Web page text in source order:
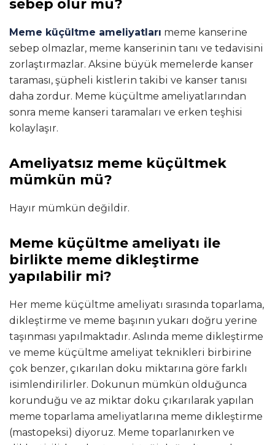
sebep olur mu?
Meme küçültme ameliyatları meme kanserine
sebep olmazlar, meme kanserinin tanı ve tedavisini
zorlaştırmazlar. Aksine büyük memelerde kanser
taraması, şüpheli kistlerin takibi ve kanser tanısı
daha zordur. Meme küçültme ameliyatlarından
sonra meme kanseri taramaları ve erken teşhisi
kolaylaşır.
Ameliyatsız meme küçültmek
mümkün mü?
Hayır mümkün değildir.
Meme küçültme ameliyatı ile
birlikte meme dikleştirme
yapılabilir mi?
Her meme küçültme ameliyatı sırasında toparlama,
dikleştirme ve meme başının yukarı doğru yerine
taşınması yapılmaktadır. Aslında meme dikleştirme
ve meme küçültme ameliyat teknikleri birbirine
çok benzer, çıkarılan doku miktarına göre farklı
isimlendirilirler. Dokunun mümkün olduğunca
korunduğu ve az miktar doku çıkarılarak yapılan
meme toparlama ameliyatlarına meme dikleştirme
(mastopeksi) diyoruz. Meme toparlanırken ve